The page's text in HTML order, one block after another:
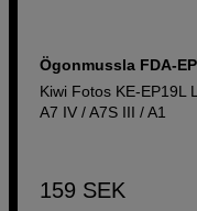
Ögonmussla FDA-
Kiwi Fotos KE-EP19L
A7 IV / A7S III / A1
159 SEK